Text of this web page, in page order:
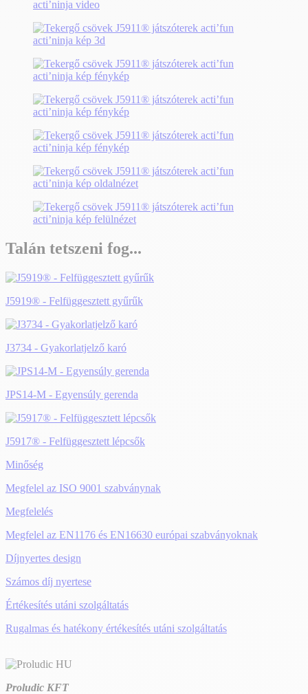
Talán tetszeni fog...
J5919® - Felfüggesztett gyűrűk
J3734 - Gyakorlatjelző karó
JPS14-M - Egyensúly gerenda
J5917® - Felfüggesztett lépcsők
Minőség
Megfelel az ISO 9001 szabványnak
Megfelelés
Megfelel az EN1176 és EN16630 európai szabványoknak
Díjnyertes design
Számos díj nyertese
Értékesítés utáni szolgáltatás
Rugalmas és hatékony értékesítés utáni szolgáltatás
Proludic KFT